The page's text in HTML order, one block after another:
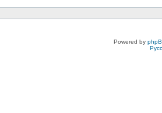
Powered by